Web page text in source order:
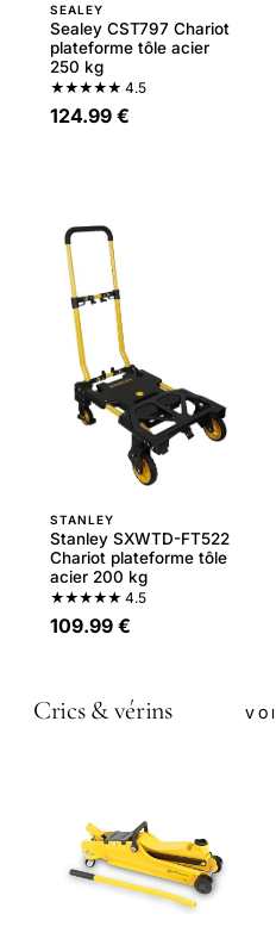
SEALEY
Sealey CST797 Chariot
plateforme tôle acier
250 kg
★★★★★ 4.5
124.99 €
STANLEY
Stanley SXWTD-FT522
Chariot plateforme tôle
acier 200 kg
★★★★★ 4.5
109.99 €
Crics & vérins